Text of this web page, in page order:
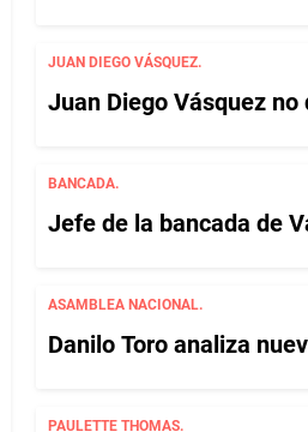
JUAN DIEGO VÁSQUEZ.
Juan Diego Vásquez
BANCADA.
Jefe de la bancada de
ASAMBLEA NACIONAL.
Danilo Toro analiza
PAULETTE THOMAS.